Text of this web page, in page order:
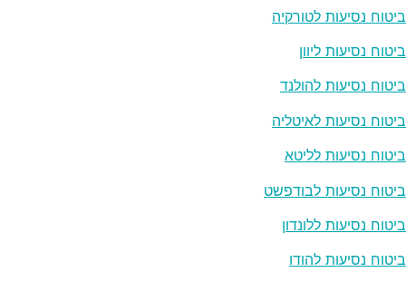
ביטוח נסיעות לטורקיה
ביטוח נסיעות ליוון
ביטוח נסיעות להולנד
ביטוח נסיעות לאיטליה
ביטוח נסיעות לליטא
ביטוח נסיעות לבודפשט
ביטוח נסיעות ללונדון
ביטוח נסיעות להודו